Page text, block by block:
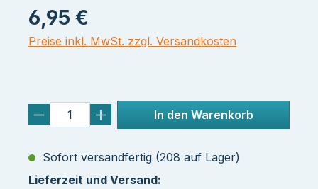
6,95 €
Preise inkl. MwSt. zzgl. Versandkosten
In den Warenkorb
Sofort versandfertig (208 auf Lager)
Lieferzeit und Versand: